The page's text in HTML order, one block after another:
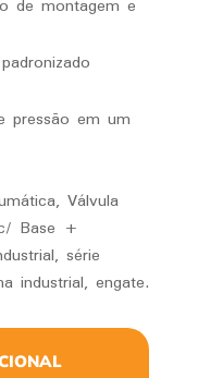
pressão em um
Válvula
Base +
série
industrial, engate.